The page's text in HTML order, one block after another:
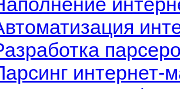
интернет-